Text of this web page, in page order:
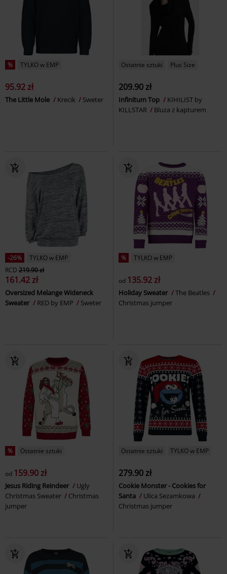
% TYLKO w EMP
95.92 zł
The Little Mole Krecik Sweter
Ostatnie sztuki Plus Size
209.90 zł
Infinitum Top
KIHILIST by
KILLSTAR
Bluza z kapturem
-26%
TYLKO w EMP
RCD 219.90 zł
161.42 zł
Oversized Melange Wideneck
Sweater
RED by EMP Sweter
% TYLKO w EMP
od 135.92 zł
Holiday Sweater
The Beatles
Christmas jumper
% Ostatnie sztuki
od 159.90 zł
Jesus Riding Reindeer
Ugly
Christmas Sweater
Christmas
jumper
Ostatnie sztuki TYLKO w EMP
279.90 zł
Cookie Monster - Cookies for
Santa
Ulica Sezamkowa
Christmas jumper